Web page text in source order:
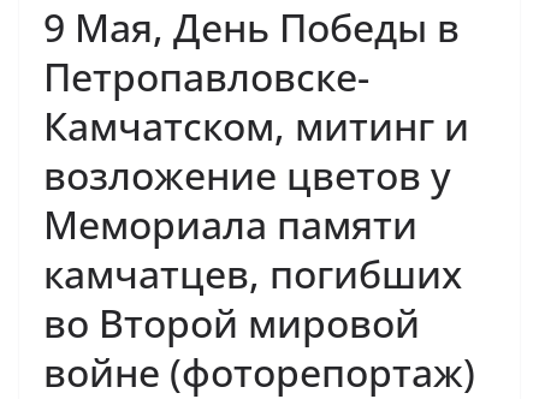
9 Мая, День Победы в
Петропавловске-
Камчатском, митинг и
возложение цветов у
Мемориала памяти
камчатцев, погибших
во Второй мировой
войне (фоторепортаж)